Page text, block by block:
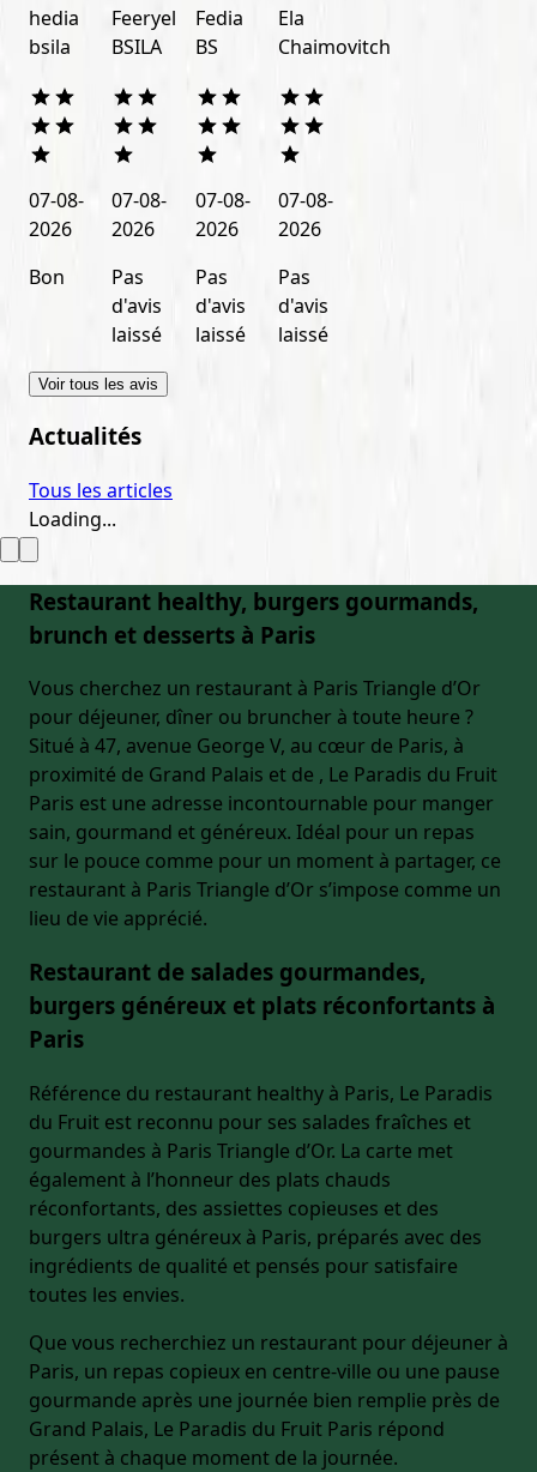
hedia
bsila
07-08-
2026
Bon
Feeryel
BSILA
07-08-
2026
Pas
d'avis
laissé
Fedia
BS
07-08-
2026
Pas
d'avis
laissé
Ela
Chaimovitch
07-08-
2026
Pas
d'avis
laissé
Voir tous les avis
Actualités
Tous les articles
Loading...
Restaurant healthy, burgers gourmands,
brunch et desserts à Paris
Vous cherchez un restaurant à Paris Triangle d’Or
pour déjeuner, dîner ou bruncher à toute heure ?
Situé à 47, avenue George V, au cœur de Paris, à
proximité de Grand Palais et de , Le Paradis du Fruit
Paris est une adresse incontournable pour manger
sain, gourmand et généreux. Idéal pour un repas
sur le pouce comme pour un moment à partager, ce
restaurant à Paris Triangle d’Or s’impose comme un
lieu de vie apprécié.
Restaurant de salades gourmandes,
burgers généreux et plats réconfortants à
Paris
Référence du restaurant healthy à Paris, Le Paradis
du Fruit est reconnu pour ses salades fraîches et
gourmandes à Paris Triangle d’Or. La carte met
également à l’honneur des plats chauds
réconfortants, des assiettes copieuses et des
burgers ultra généreux à Paris, préparés avec des
ingrédients de qualité et pensés pour satisfaire
toutes les envies.
Que vous recherchiez un restaurant pour déjeuner à
Paris, un repas copieux en centre-ville ou une pause
gourmande après une journée bien remplie près de
Grand Palais, Le Paradis du Fruit Paris répond
présent à chaque moment de la journée.